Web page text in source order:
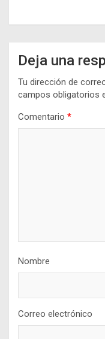
Deja una
Tu dirección de
campos obligatorios
Comentario *
Nombre
Correo electrónico